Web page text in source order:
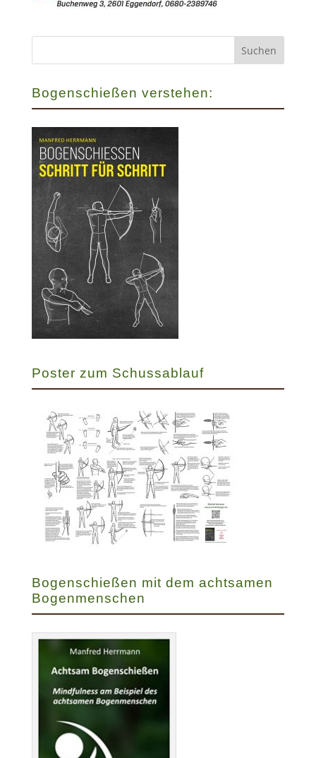
Bogenschießen verstehen:
Poster zum Schussablauf
Bogenschießen mit dem achtsamen
Bogenmenschen